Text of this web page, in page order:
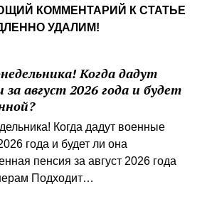
КОММЕНТАРИЙ К СТАТЬЕ
УДАЛИМ!
Когда дадут
за август 2026 года и будет
Когда дадут военные
года и будет ли она
пенсия за август 2026 года
Подходит…